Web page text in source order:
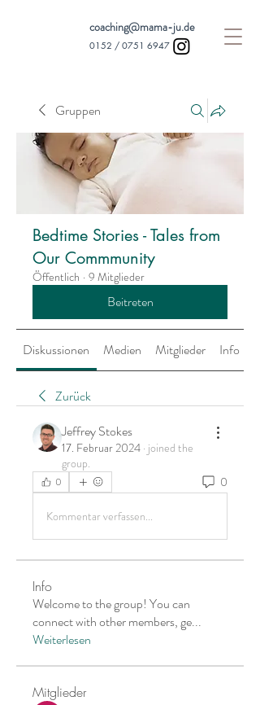
coaching@mama-ju.de
0152 / 0751 6947
Gruppen
Bedtime Stories - Tales from
Our Commmunity
Öffentlich · 9 Mitglieder
Beitreten
Diskussionen Medien Mitglieder Info
Zurück
Jeffrey Stokes
17. Februar 2024 · joined the
group.
0 0
Kommentar verfassen...
Info
Welcome to the group! You can
connect with other members, ge...
Weiterlesen
Mitglieder